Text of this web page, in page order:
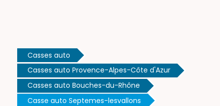
Casses auto
Casses auto Provence-Alpes-Côte d'Azur
Casses auto Bouches-du-Rhône
Casse auto Septemes-lesvallons